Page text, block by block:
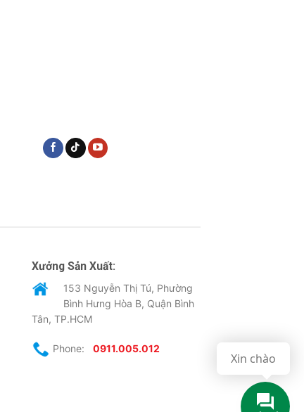
Xưởng Sản Xuất:
153 Nguyễn Thị Tú, Phường
Bình Hưng Hòa B, Quận Bình
Tân, TP.HCM
Phone: 0911.005.012
Xin chào